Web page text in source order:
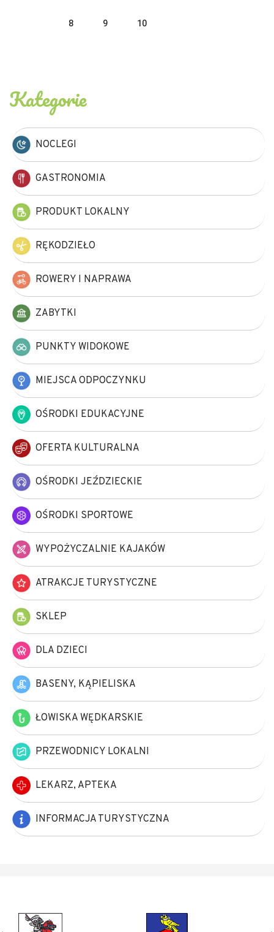
8 9 10
Kategorie
NOCLEGI
GASTRONOMIA
PRODUKT LOKALNY
RĘKODZIEŁO
ROWERY I NAPRAWA
ZABYTKI
PUNKTY WIDOKOWE
MIEJSCA ODPOCZYNKU
OŚRODKI EDUKACYJNE
OFERTA KULTURALNA
OŚRODKI JEŹDZIECKIE
OŚRODKI SPORTOWE
WYPOŻYCZALNIE KAJAKÓW
ATRAKCJE TURYSTYCZNE
SKLEP
DLA DZIECI
BASENY, KĄPIELISKA
ŁOWISKA WĘDKARSKIE
PRZEWODNICY LOKALNI
LEKARZ, APTEKA
INFORMACJA TURYSTYCZNA